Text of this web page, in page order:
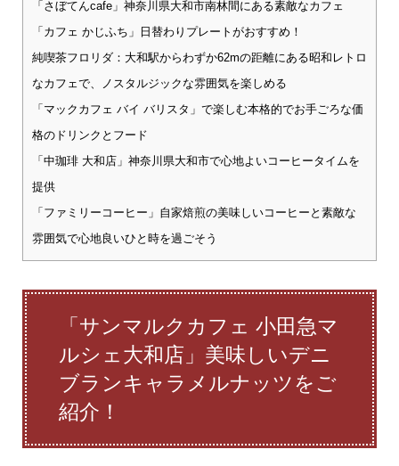
「さぼてんcafe」神奈川県大和市南林間にある素敵なカフェ
「カフェ かじふち」日替わりプレートがおすすめ！
純喫茶フロリダ：大和駅からわずか62mの距離にある昭和レトロ
なカフェで、ノスタルジックな雰囲気を楽しめる
「マックカフェ バイ バリスタ」で楽しむ本格的でお手ごろな価
格のドリンクとフード
「中珈琲 大和店」神奈川県大和市で心地よいコーヒータイムを
提供
「ファミリーコーヒー」自家焙煎の美味しいコーヒーと素敵な
雰囲気で心地良いひと時を過ごそう
「サンマルクカフェ 小田急マ
ルシェ大和店」美味しいデニ
ブランキャラメルナッツをご
紹介！